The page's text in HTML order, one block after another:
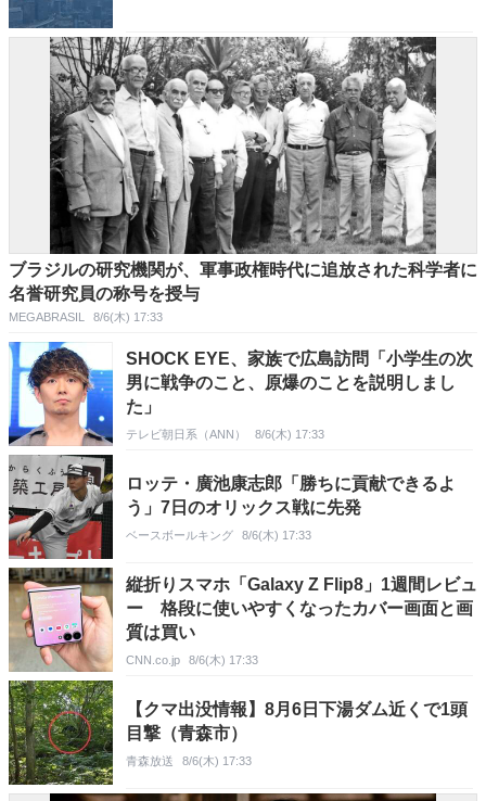
ブラジルの研究機関が、軍事政権時代に追放された科学者に
名誉研究員の称号を授与
MEGABRASIL 8/6(木) 17:33
SHOCK EYE、家族で広島訪問「小学生の次
男に戦争のこと、原爆のことを説明しまし
た」
テレビ朝日系（ANN） 8/6(木) 17:33
ロッテ・廣池康志郎「勝ちに貢献できるよ
う」7日のオリックス戦に先発
ベースボールキング 8/6(木) 17:33
縦折りスマホ「Galaxy Z Flip8」1週間レビュ
ー 格段に使いやすくなったカバー画面と画
質は買い
CNN.co.jp 8/6(木) 17:33
【クマ出没情報】8月6日下湯ダム近くで1頭
目撃（青森市）
青森放送 8/6(木) 17:33